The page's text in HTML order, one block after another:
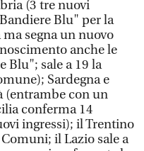
(3 tre nuovi
Blu" per la
segna un nuovo
anche le
Blu"; sale a 19 la
Sardegna e
(entrambe con un
conferma 14
ingressi); il Trentino
il Lazio sale a